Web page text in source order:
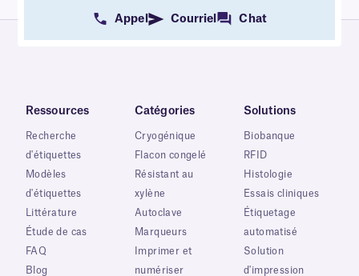
Appel Courriel Chat
Ressources
Recherche
d'étiquettes
Modèles
d'étiquettes
Littérature
Étude de cas
FAQ
Blog
Catégories
Cryogénique
Flacon congelé
Résistant au
xylène
Autoclave
Marqueurs
Imprimer et
numériser
Solutions
Biobanque
RFID
Histologie
Essais cliniques
Étiquetage
automatisé
Solution
d'impression